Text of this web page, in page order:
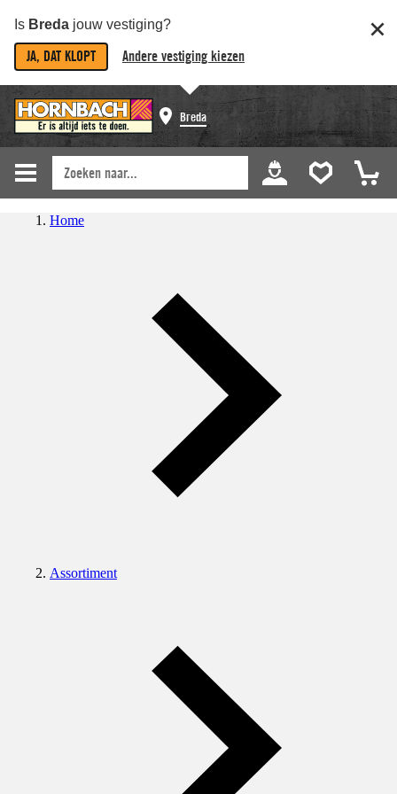
Is Breda jouw vestiging?
JA, DAT KLOPT Andere vestiging kiezen
Breda
Home
Assortiment